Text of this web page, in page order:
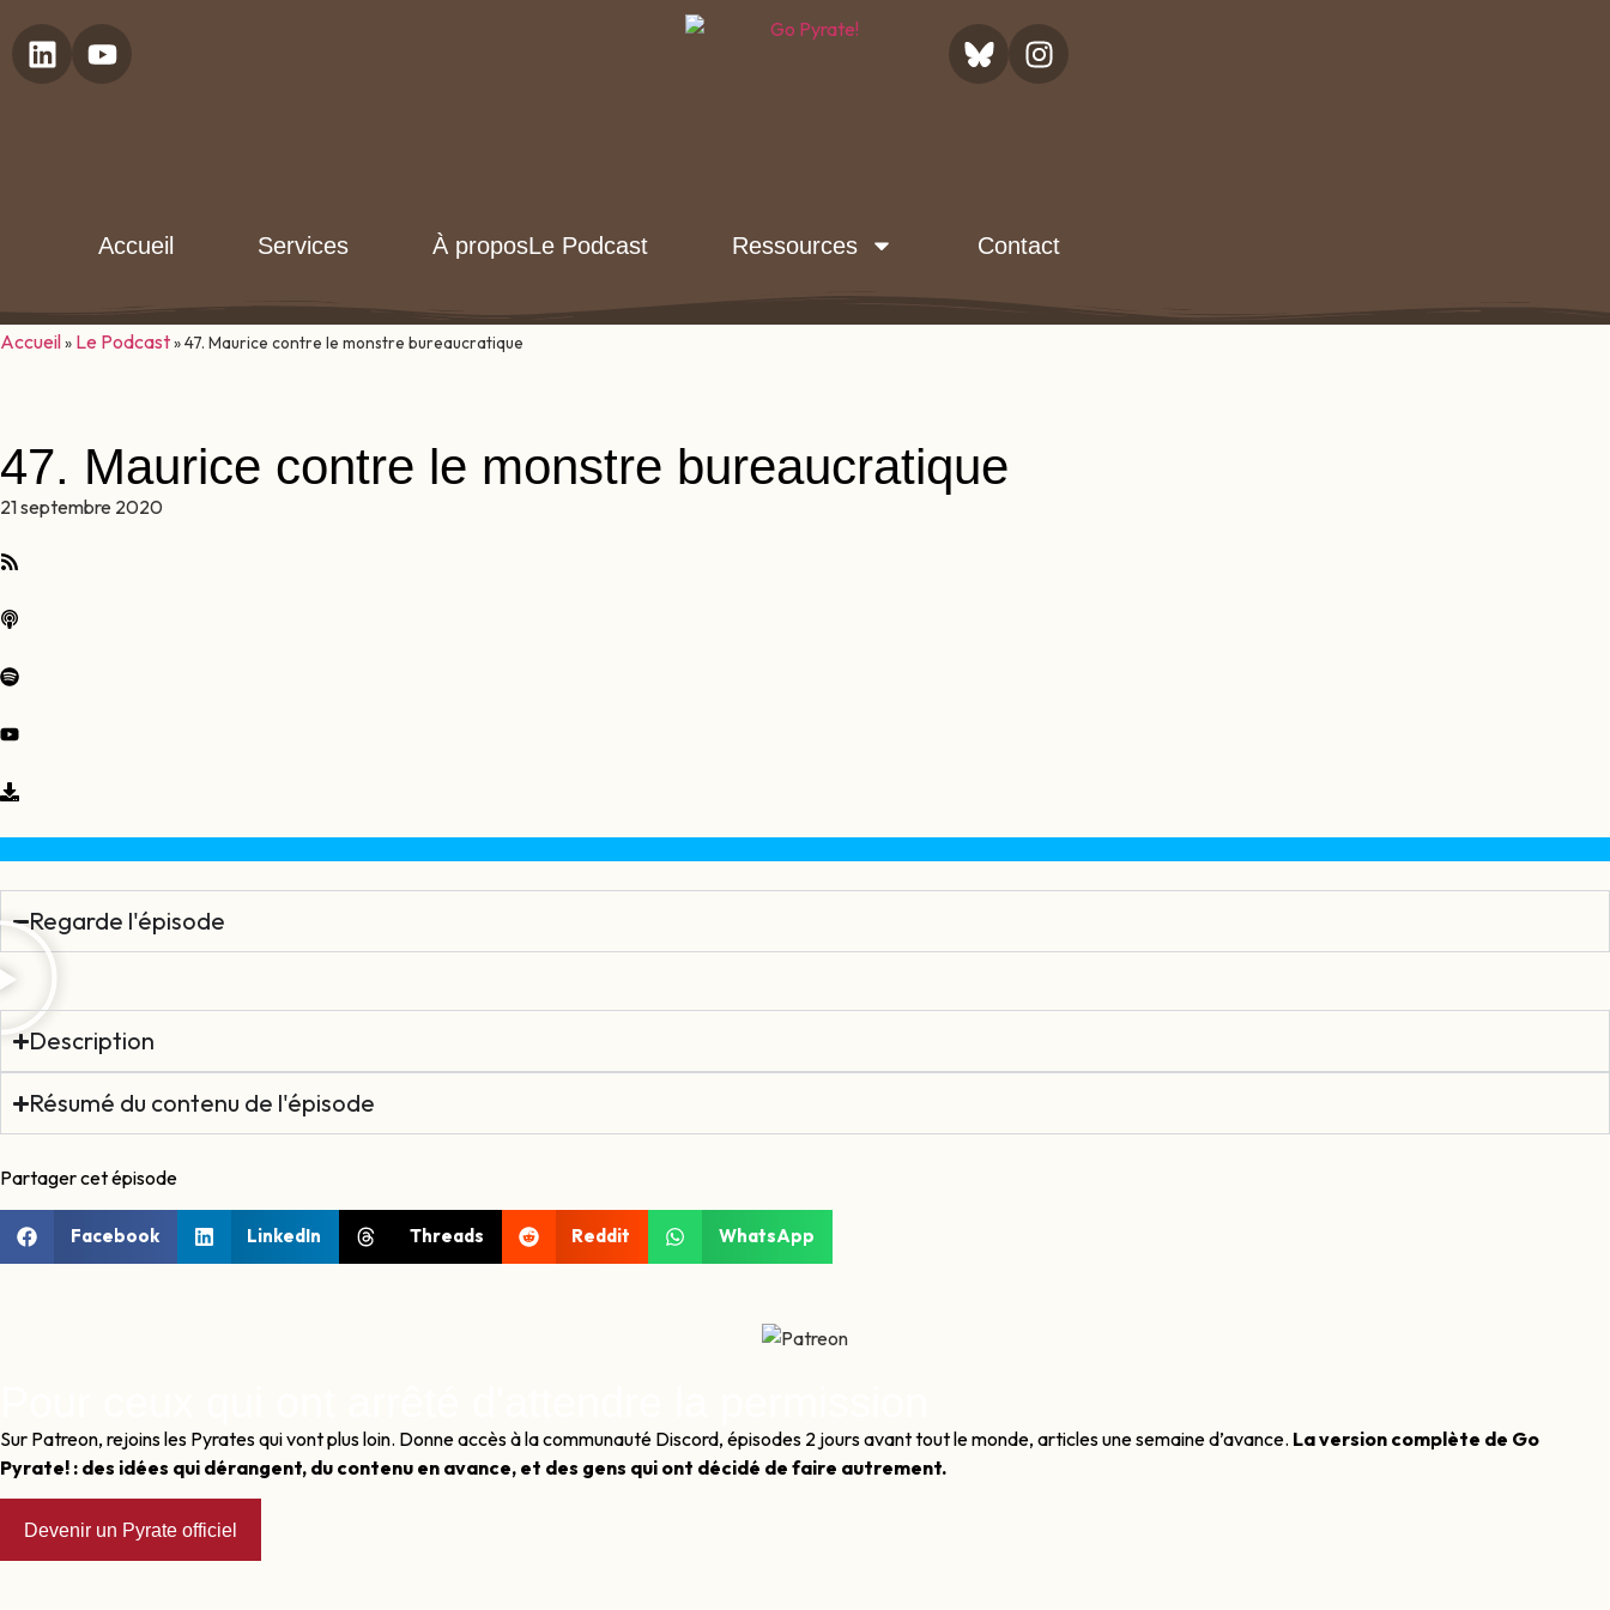
Accueil Services À proposLe Podcast Ressources Contact
Accueil» Le Podcast»47. Maurice contre le monstre bureaucratique
47. Maurice contre le monstre bureaucratique
21 septembre 2020
Regarde l'épisode
Description
Résumé du contenu de l'épisode
Partager cet épisode
Facebook LinkedIn Threads Reddit WhatsApp
Sur Patreon, rejoins les Pyrates qui vont plus loin. Donne accès à la communauté Discord, épisodes 2 jours avant tout le monde, articles une semaine d’avance. La version complète de Go
Pyrate! : des idées qui dérangent, du contenu en avance, et des gens qui ont décidé de faire autrement.
Devenir un Pyrate officiel